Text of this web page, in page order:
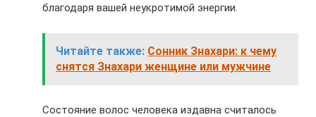
благодаря вашей неукротимой энергии.
Читайте также: Сонник Знахари: к чему
снятся Знахари женщине или мужчине
Состояние волос человека издавна считалось